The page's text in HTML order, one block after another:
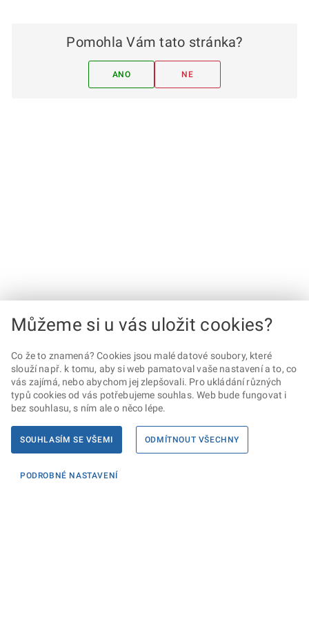
Pomohla Vám tato stránka?
ANO NE
Můžeme si u vás uložit cookies?
Co že to znamená? Cookies jsou malé datové soubory, které
slouží např. k tomu, aby si web pamatoval vaše nastavení a to, co
vás zajímá, nebo abychom jej zlepšovali. Pro ukládání různých
typů cookies od vás potřebujeme souhlas. Web bude fungovat i
bez souhlasu, s ním ale o něco lépe.
SOUHLASÍM SE VŠEMI ODMÍTNOUT VŠECHNY
PODROBNÉ NASTAVENÍ